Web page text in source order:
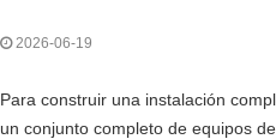
2026-06-19
Para construir una instalación
un conjunto completo de equipos